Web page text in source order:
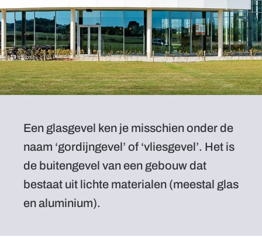
Een glasgevel ken je misschien onder de
naam ‘gordijngevel’ of ‘vliesgevel’. Het is
de buitengevel van een gebouw dat
bestaat uit lichte materialen (meestal glas
en aluminium).